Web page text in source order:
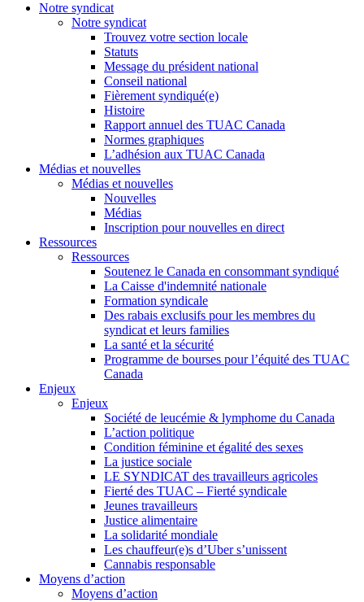
Notre syndicat
Notre syndicat
Trouvez votre section locale
Statuts
Message du président national
Conseil national
Fièrement syndiqué(e)
Histoire
Rapport annuel des TUAC Canada
Normes graphiques
L’adhésion aux TUAC Canada
Médias et nouvelles
Médias et nouvelles
Nouvelles
Médias
Inscription pour nouvelles en direct
Ressources
Ressources
Soutenez le Canada en consommant syndiqué
La Caisse d'indemnité nationale
Formation syndicale
Des rabais exclusifs pour les membres du
syndicat et leurs families
La santé et la sécurité
Programme de bourses pour l’équité des TUAC
Canada
Enjeux
Enjeux
Société de leucémie & lymphome du Canada
L’action politique
Condition féminine et égalité des sexes
La justice sociale
LE SYNDICAT des travailleurs agricoles
Fierté des TUAC – Fierté syndicale
Jeunes travailleurs
Justice alimentaire
La solidarité mondiale
Les chauffeur(e)s d’Uber s’unissent
Cannabis responsable
Moyens d’action
Moyens d’action